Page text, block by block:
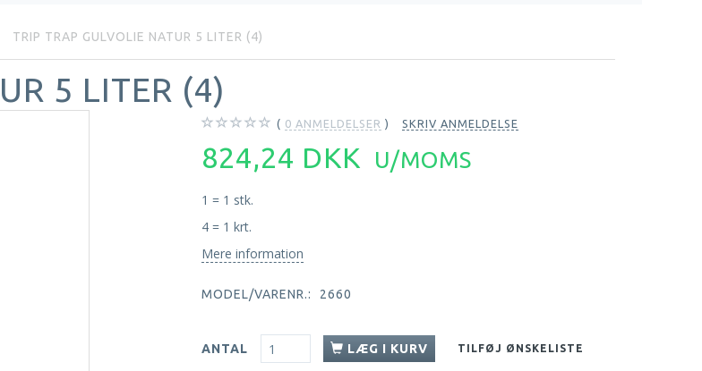
TRIP TRAP GULVOLIE NATUR 5 LITER (4)
5 LITER (4)
0 ANMELDELSER SKRIV ANMELDELSE
824,24 DKK U/MOMS
1 = 1 stk.
4 = 1 krt.
Mere information
MODEL/VARENR.: 2660
ANTAL LÆG I KURV TILFØJ ØNSKELISTE